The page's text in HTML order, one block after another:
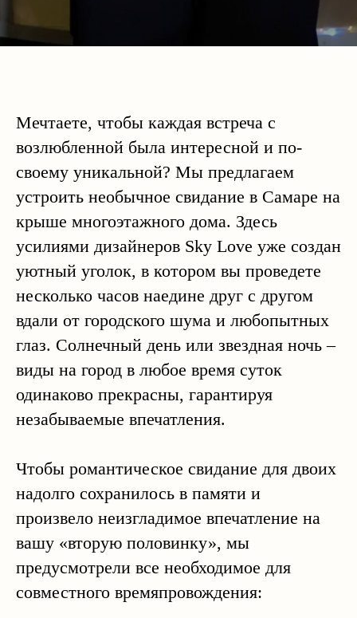
Мечтаете, чтобы каждая встреча с
возлюбленной была интересной и по-
своему уникальной? Мы предлагаем
устроить необычное свидание в Самаре на
крыше многоэтажного дома. Здесь
усилиями дизайнеров Sky Love уже создан
уютный уголок, в котором вы проведете
несколько часов наедине друг с другом
вдали от городского шума и любопытных
глаз. Солнечный день или звездная ночь –
виды на город в любое время суток
одинаково прекрасны, гарантируя
незабываемые впечатления.
Чтобы романтическое свидание для двоих
надолго сохранилось в памяти и
произвело неизгладимое впечатление на
вашу «вторую половинку», мы
предусмотрели все необходимое для
совместного времяпровождения: